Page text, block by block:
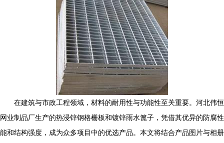
在建筑与市政工程领域，材料的耐用性与功能性至关重要。河北伟恒
网业制品厂生产的热浸锌钢格栅板和镀锌雨水篦子，凭借其优异的防腐性
能和结构强度，成为众多项目中的优选产品。本文将结合产品图片与相册